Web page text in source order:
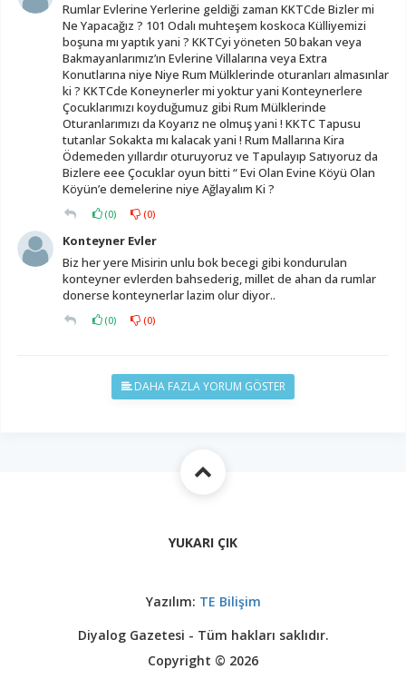
Rumlar Evlerine Yerlerine geldiği zaman KKTCde Bizler mi
Ne Yapacağız ? 101 Odalı muhteşem koskoca Külliyemizi
boşuna mı yaptık yani ? KKTCyi yöneten 50 bakan veya
Bakmayanlarımız’ın Evlerine Villalarına veya Extra
Konutlarına niye Niye Rum Mülklerinde oturanları almasınlar
ki ? KKTCde Koneynerler mi yoktur yani Konteynerlere
Çocuklarımızı koyduğumuz gibi Rum Mülklerinde
Oturanlarımızı da Koyarız ne olmuş yani ! KKTC Tapusu
tutanlar Sokakta mı kalacak yani ! Rum Mallarına Kira
Ödemeden yıllardır oturuyoruz ve Tapulayıp Satıyoruz da
Bizlere eee Çocuklar oyun bitti “ Evi Olan Evine Köyü Olan
Köyün’e demelerine niye Ağlayalım Ki ?
(0) (0)
Konteyner Evler
Biz her yere Misirin unlu bok becegi gibi kondurulan
konteyner evlerden bahsederig, millet de ahan da rumlar
donerse konteynerlar lazim olur diyor..
(0) (0)
DAHA FAZLA YORUM GÖSTER
YUKARI ÇIK
Yazılım: TE Bilişim
Diyalog Gazetesi - Tüm hakları saklıdır.
Copyright © 2026